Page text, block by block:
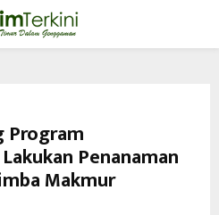
Program
Penanaman
Makmur